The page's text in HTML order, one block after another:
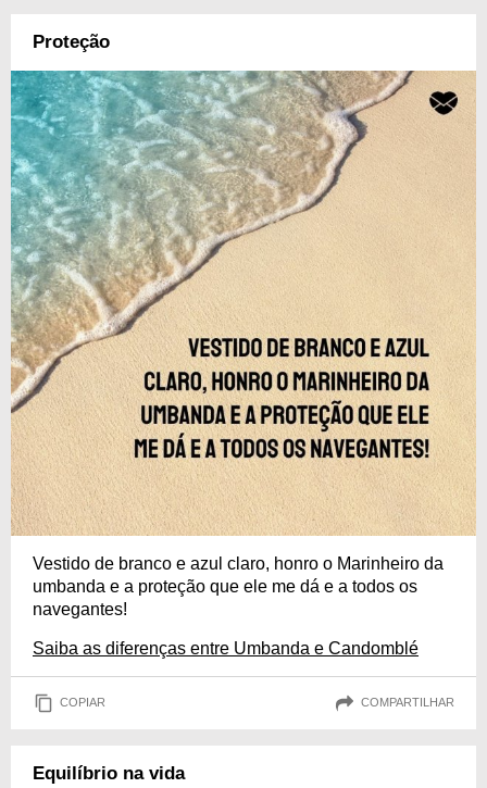
Proteção
Vestido de branco e azul claro, honro o Marinheiro da
umbanda e a proteção que ele me dá e a todos os
navegantes!
Saiba as diferenças entre Umbanda e Candomblé
COPIAR COMPARTILHAR
Equilíbrio na vida